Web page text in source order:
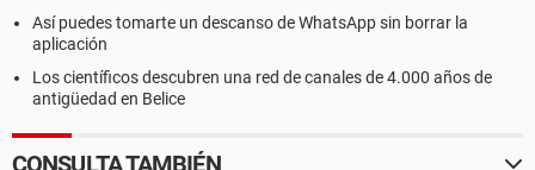
Así puedes tomarte un descanso de WhatsApp sin borrar la
aplicación
Los científicos descubren una red de canales de 4.000 años de
antigüedad en Belice
CONSULTA TAMBIÉN